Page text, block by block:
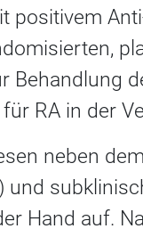
positivem
Behandlung
RA in der
neben
und
Hand auf.